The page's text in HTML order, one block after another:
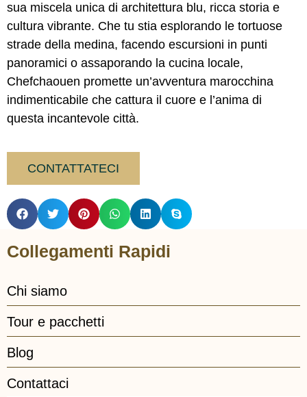
sua miscela unica di architettura blu, ricca storia e
cultura vibrante. Che tu stia esplorando le tortuose
strade della medina, facendo escursioni in punti
panoramici o assaporando la cucina locale,
Chefchaouen promette un’avventura marocchina
indimenticabile che cattura il cuore e l’anima di
questa incantevole città.
CONTATTATECI
Collegamenti Rapidi
Chi siamo
Tour e pacchetti
Blog
Contattaci